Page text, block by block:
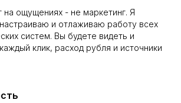
на ощущениях - не маркетинг. Я
и отлаживаю работу всех
систем. Вы будете видеть и
клик, расход рубля и источники
нас
мыслей, логику работы
можно посмотреть в